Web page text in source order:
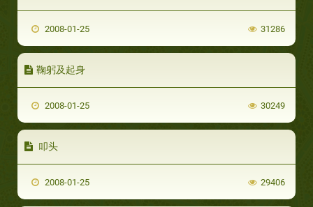
2008-01-25 31286
鞠躬及起身
2008-01-25 30249
叩头
2008-01-25 29406